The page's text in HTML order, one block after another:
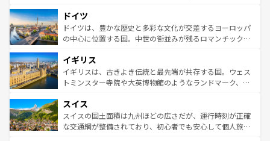
せる。地方によって風土や気候が異なるスペインはその個
性で訪れる人を魅了する。 なお、新着のスペイン情報は コ
ンテンツ一覧を参照してほしい。
で、幅広い魅力が詰まっている。華麗な宮殿、歴史的な大
聖堂、美しいビーチ、そして豊かな自然が、訪れる者を心
から魅了する。また、フランスは美食の国としても知ら
いる。シャンパンの発祥地であるランス、プロヴァンスの
香り高いラベンダー畑など、多彩な楽しみ方が可能だ。さ
らに、パリ以外の地域にも魅力が溢れており、どの街角に
れる地方に足を運ぶとそれぞれで全く異なる文化を体験で
きるだろう。 なお、新着のフランス情報はコンテンツ一覧
を参照してほしい。
ドイツ
ドイツは、豊かな歴史と多彩な文化が交差するヨーロッパ
の中心に位置する国。中世の街並みが残るロマンチック街
顔を持つこの国は、どこを歩いても飽きることがない。ベ
ルリンの文化的活気、バイエルン州のアルプスの絶景、そ
してライン川沿いのワイン畑といった風景は必見。ビール
は、お酒好きな人にはぜひ体験してほしい。 なお、新着の
ドイツ情報はコンテンツ一覧を参照してほしい。
イギリス
イギリスは、古きよき伝統と最先端が共存する国。ウェス
トミンスター寺院や大英博物館のようなランドマーク、歴
リアごとに異なる魅力がある。また、優雅なアフタヌーン
ティー、ビール好きにはたまらない英国パブ、サッカー観
戦など、本場だからこそできる体験も豊富。イギリスを旅
スイス
スイスの国土面積は九州ほどの広さだが、運行時刻が正確
な交通網が整備されており、初心者でも安心して個人旅行